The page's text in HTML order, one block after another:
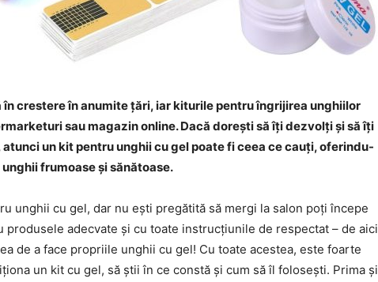
crestere în anumite țări, iar kiturile pentru îngrijirea unghiilor
sau magazin online. Dacă dorești să îți dezvolți și să îți
un kit pentru unghii cu gel poate fi ceea ce cauți, oferindu-
frumoase și sănătoase.
unghii cu gel, dar nu ești pregătită să mergi la salon poți începe
adecvate și cu toate instrucțiunile de respectat – de aici
de a face propriile unghii cu gel! Cu toate acestea, este foarte
un kit cu gel, să știi în ce constă și cum să îl folosești. Prima și